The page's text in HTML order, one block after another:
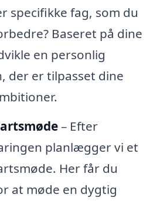
specifikke fag, som du
Baseret på dine
en personlig
der er tilpasset dine
– Efter
planlægger vi et
Her får du
at møde en dygtig